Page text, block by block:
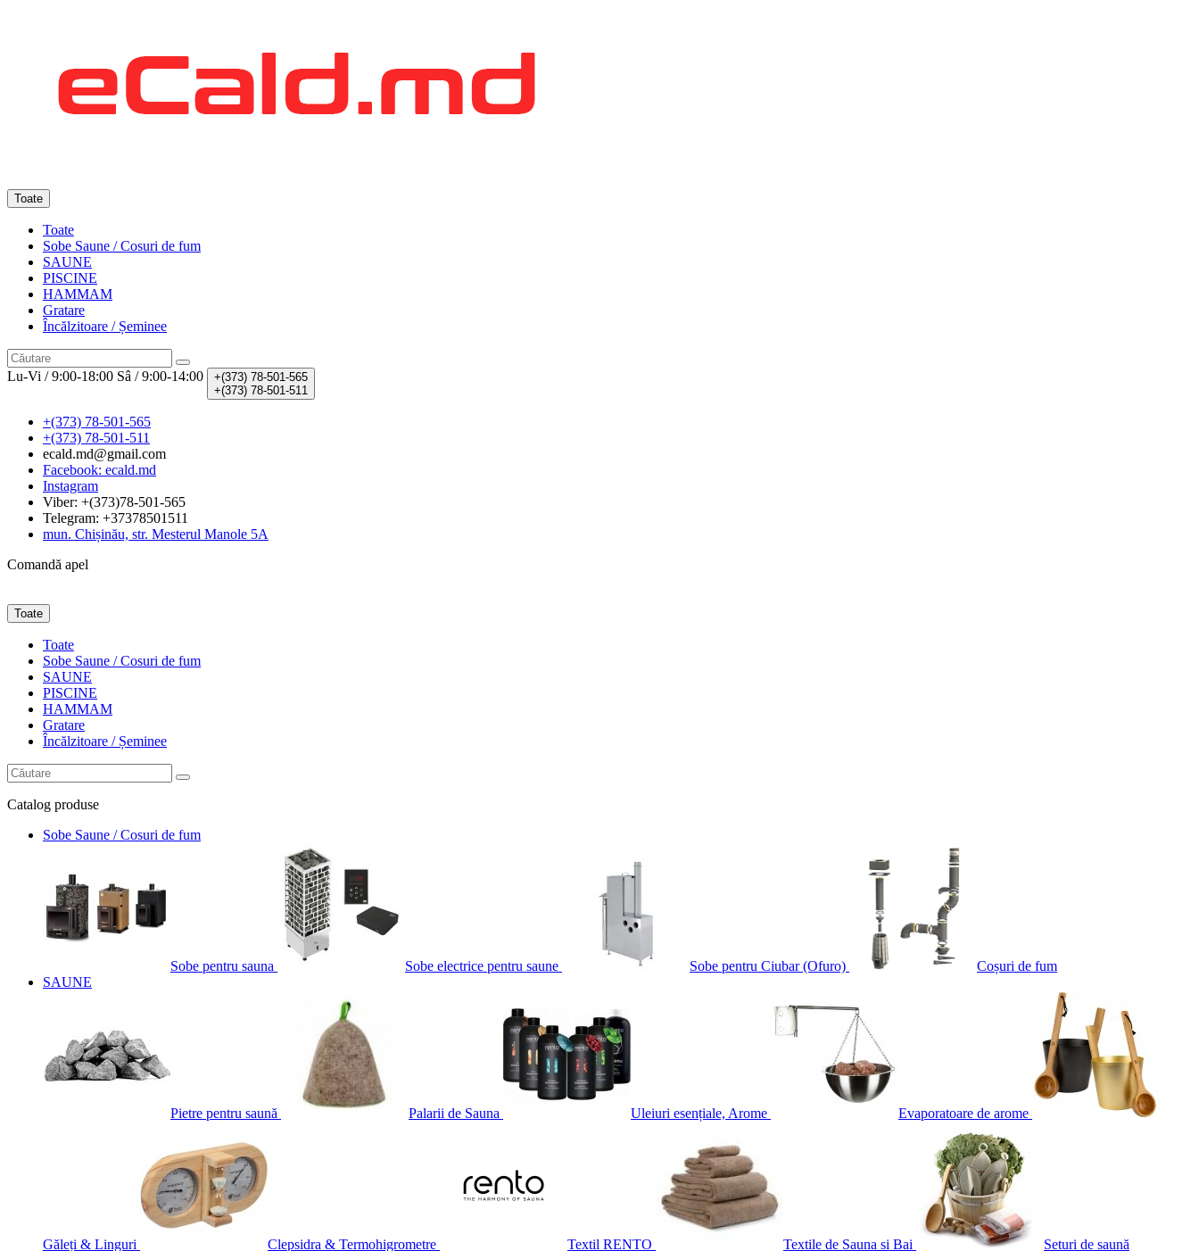
Toate
Toate
Sobe Saune / Cosuri de fum
SAUNE
PISCINE
HAMMAM
Gratare
Încălzitoare / Șeminee
Lu-Vi / 9:00-18:00 Sâ / 9:00-14:00 +(373) 78-501-565
+(373) 78-501-511
+(373) 78-501-565
+(373) 78-501-511
ecald.md@gmail.com
Facebook: ecald.md
Instagram
Viber: +(373)78-501-565
Telegram: +37378501511
mun. Chișinău, str. Mesterul Manole 5A
Comandă apel
Toate
Toate
Sobe Saune / Cosuri de fum
SAUNE
PISCINE
HAMMAM
Gratare
Încălzitoare / Șeminee
Catalog produse
Sobe Saune / Cosuri de fum
Sobe pentru sauna Sobe electrice pentru saune Sobe pentru Ciubar (Ofuro)
Coșuri de fum
SAUNE
Pietre pentru saună Palarii de Sauna Uleiuri esențiale, Arome Evaporatoare de arome
Găleți & Linguri Clepsidra & Termohigrometre Textil RENTO Textile de Sauna si Bai Seturi de saună